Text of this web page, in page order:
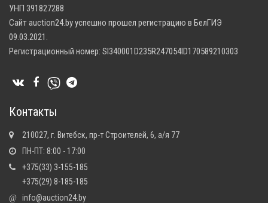
УНП 391827288
Сайт auction24.by успешно прошел регистрацию в БелГИЭ
09.03.2021.
Регистрационный номер: SI340001D235R247054ID170589210303
Контакты
210027, г. Витебск, пр-т Строителей, 6, а/я 77
ПН-ПТ: 8:00 - 17:00
+375(33) 3-155-185
+375(29) 8-185-185
@ info@auction24.by